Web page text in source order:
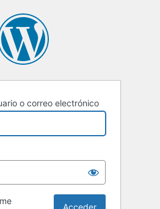
o correo electrónico